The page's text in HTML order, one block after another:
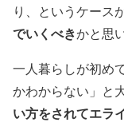
り、というケース
でいくべきかと思
一人暮らしが初め
かわからない」と
い方をされてエラ